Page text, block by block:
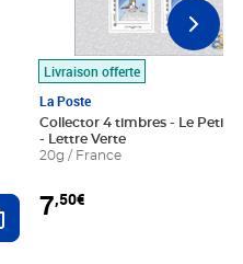
Ajouter au panier
Livraison offerte
La Poste
Collector 4 timbres - Le Petit
- Lettre Verte
20g / France
7,50€